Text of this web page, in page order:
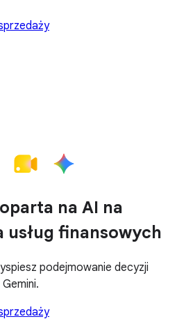
na AI na
finansowych
podejmowanie decyzji